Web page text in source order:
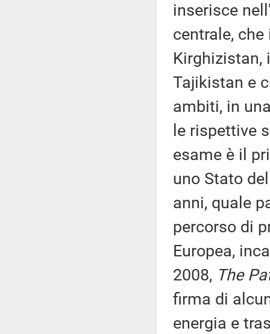
inserisce
centrale,
Kirghizistan,
Tajikistan e
ambiti, in
le rispettive
esame è il
uno Stato
anni, quale
percorso di
Europea,
2008, The
firma di
energia e